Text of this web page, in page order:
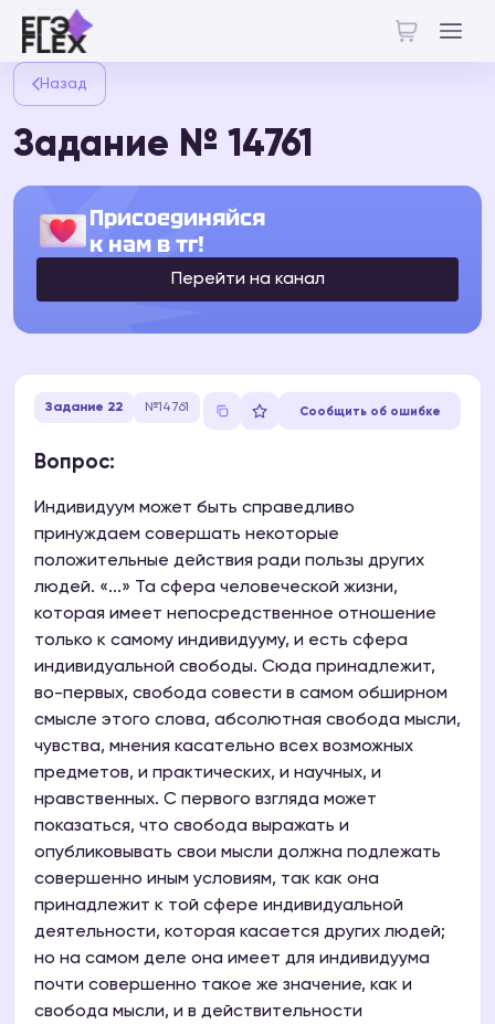
Назад
Задание № 14761
Присоединяйся
к нам в тг!
Перейти на канал
Задание 22 №14761 Сообщить об ошибке
Вопрос:
Индивидуум может быть справедливо
принуждаем совершать некоторые
положительные действия ради пользы других
людей. «...» Та сфера человеческой жизни,
которая имеет непосредственное отношение
только к самому индивидууму, и есть сфера
индивидуальной свободы. Сюда принадлежит,
во-первых, свобода совести в самом обширном
смысле этого слова, абсолютная свобода мысли,
чувства, мнения касательно всех возможных
предметов, и практических, и научных, и
нравственных. С первого взгляда может
показаться, что свобода выражать и
опубликовывать свои мысли должна подлежать
совершенно иным условиям, так как она
принадлежит к той сфере индивидуальной
деятельности, которая касается других людей;
но на самом деле она имеет для индивидуума
почти совершенно такое же значение, как и
свобода мысли, и в действительности